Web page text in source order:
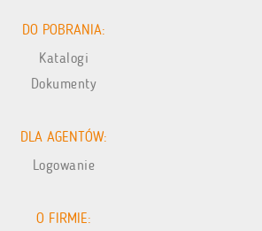
DO POBRANIA:
Katalogi
Dokumenty
DLA AGENTÓW:
Logowanie
O FIRMIE: